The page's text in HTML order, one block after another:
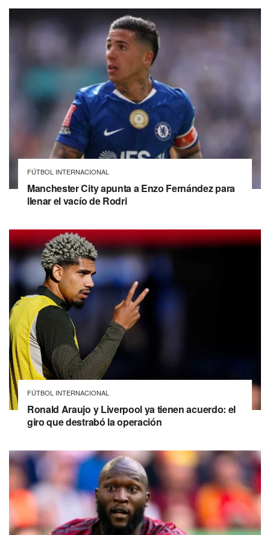
FÚTBOL INTERNACIONAL
Manchester City apunta a Enzo Fernández para
llenar el vacío de Rodri
FÚTBOL INTERNACIONAL
Ronald Araujo y Liverpool ya tienen acuerdo: el
giro que destrabó la operación